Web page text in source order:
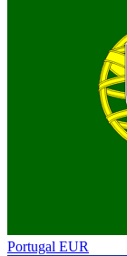
Portugal EUR